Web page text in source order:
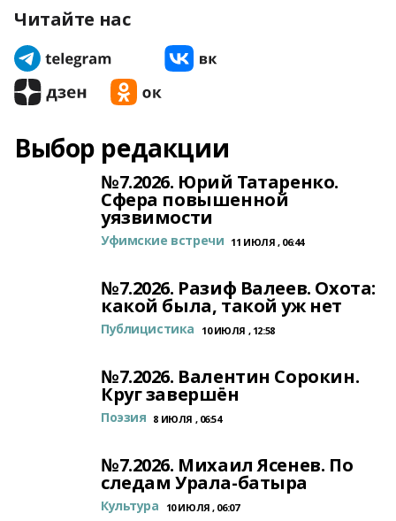
Читайте нас
Выбор редакции
№7.2026. Юрий Татаренко.
Сфера повышенной
уязвимости
Уфимские встречи 11 ИЮЛЯ , 06:44
№7.2026. Разиф Валеев. Охота:
какой была, такой уж нет
Публицистика 10 ИЮЛЯ , 12:58
№7.2026. Валентин Сорокин.
Круг завершён
Поэзия 8 ИЮЛЯ , 06:54
№7.2026. Михаил Ясенев. По
следам Урала-батыра
Культура 10 ИЮЛЯ , 06:07